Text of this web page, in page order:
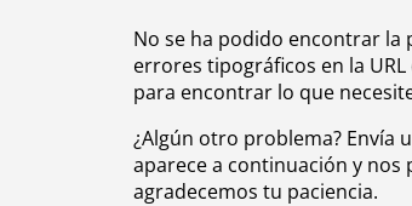
No se ha podido encontrar la
errores tipográficos en la
para encontrar lo que
¿Algún otro problema? Envía
aparece a continuación y
agradecemos tu paciencia.